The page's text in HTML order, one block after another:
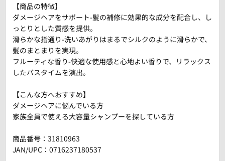
【商品の特徴】
ダメージヘアをサポート-髪の補修に効果的な成分を配合し、し
っとりとした質感を提供。
滑らかな指通り-洗いあがりはまるでシルクのように滑らかで、
髪のまとまりを実現。
フルーティな香り-快適な使用感と心地よい香りで、リラックス
したバスタイムを演出。
【こんな方へおすすめ】
ダメージヘアに悩んでいる方
家族全員で使える大容量シャンプーを探している方
商品番号： 31810963
JAN/UPC：0716237180537